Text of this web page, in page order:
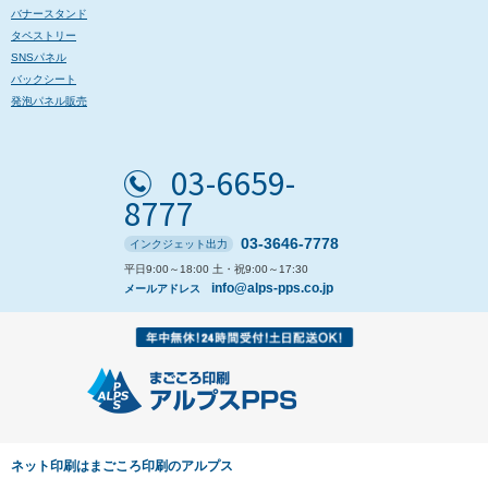
バナースタンド
タペストリー
SNSパネル
バックシート
発泡パネル販売
03-6659-
8777
インクジェット出力 03-3646-7778
平日9:00～18:00 土・祝9:00～17:30
メールアドレス
info@alps-pps.co.jp
ネット印刷はまごころ印刷のアルプス